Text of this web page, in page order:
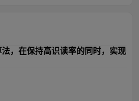
，在保持高识读率的同时，实现